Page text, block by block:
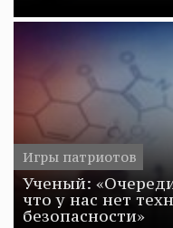
Игры патриотов
Ученый:
что у нас нет
безопасности»